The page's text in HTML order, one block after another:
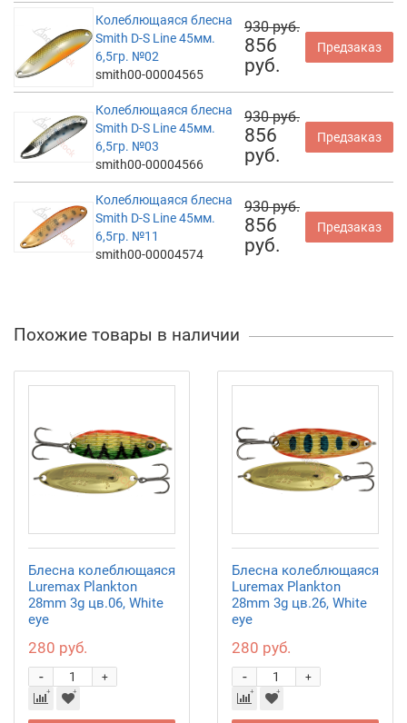
Колеблющаяся блесна
Smith D-S Line 45мм.
6,5гр. №02
smith00-00004565
930 руб.
856
руб.
Предзаказ
Колеблющаяся блесна
Smith D-S Line 45мм.
6,5гр. №03
smith00-00004566
930 руб.
856
руб.
Предзаказ
Колеблющаяся блесна
Smith D-S Line 45мм.
6,5гр. №11
smith00-00004574
930 руб.
856
руб.
Предзаказ
Похожие товары в наличии
Блесна колеблющаяся
Luremax Plankton
28mm 3g цв.06, White
eye
280 руб.
+
-
Блесна колеблющаяся
Luremax Plankton
28mm 3g цв.26, White
eye
280 руб.
+
-